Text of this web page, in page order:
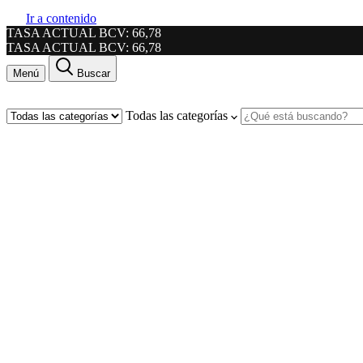
Ir a contenido
TASA ACTUAL BCV: 66,78
TASA ACTUAL BCV: 66,78
Menú Buscar
Todas las categorías